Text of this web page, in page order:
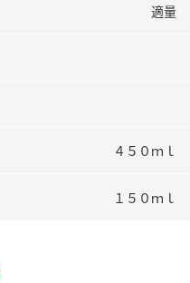
適量
４５０ｍｌ
１５０ｍｌ